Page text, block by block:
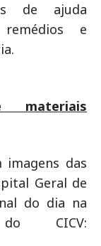
de ajuda
e
das
Geral de
do dia na
CICV: